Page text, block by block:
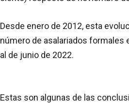
Desde enero de 2012, esta
número de asalariados formales
al de junio de 2022.
Estas son algunas de las